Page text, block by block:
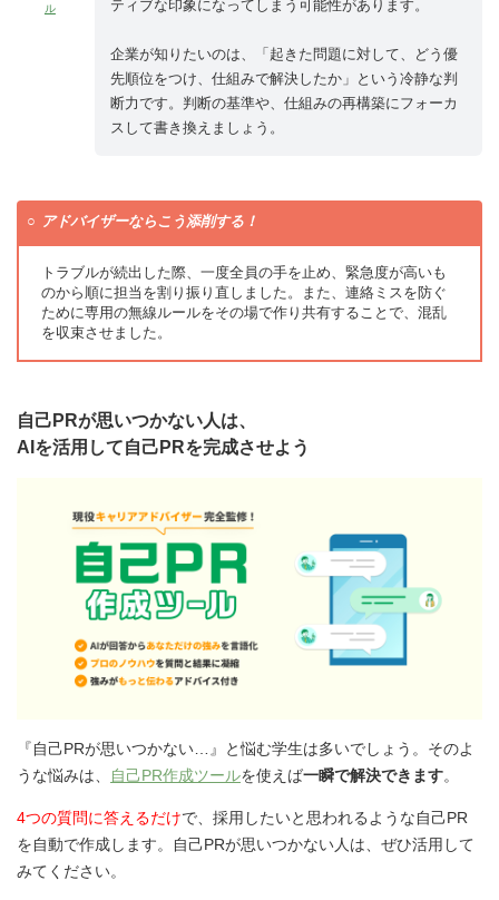
ル ティブな印象になってしまう可能性があります。
企業が知りたいのは、「起きた問題に対して、どう優
先順位をつけ、仕組みで解決したか」という冷静な判
断力です。判断の基準や、仕組みの再構築にフォーカ
スして書き換えましょう。
アドバイザーならこう添削する！
トラブルが続出した際、一度全員の手を止め、緊急度が高いも
のから順に担当を割り振り直しました。また、連絡ミスを防ぐ
ために専用の無線ルールをその場で作り共有することで、混乱
を収束させました。
自己PRが思いつかない人は、
AIを活用して自己PRを完成させよう
『自己PRが思いつかない…』と悩む学生は多いでしょう。そのよ
うな悩みは、
自己PR作成ツールを使えば一瞬で解決できます。
4つの質問に答えるだけで、採用したいと思われるような自己PR
を自動で作成します。自己PRが思いつかない人は、ぜひ活用して
みてください。